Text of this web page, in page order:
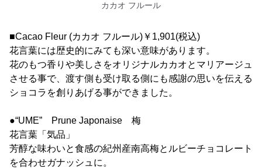
カカオ フルール
■Cacao Fleur (カカオ フルール)￥1,901(税込)
花言葉には歴史的にみても深い意味があります。
花のもつ香りや美しさをオリジナルカカオとマリアージュ
させる事で、渡す側も受け取る側にも感謝の思いを伝える
ショコラを創りあげる事ができました。
●“UME” Prune Japonaise 梅
花言葉「気品」
芳醇な味わいと食感の紀州産南高梅とルビーチョコレート
を合わせガナッシュに。